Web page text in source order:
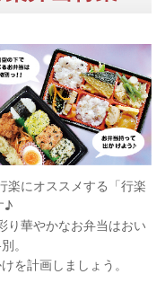
楽にオススメする「行楽
♪
り華やかなお弁当はおい
。
を計画しましょう。